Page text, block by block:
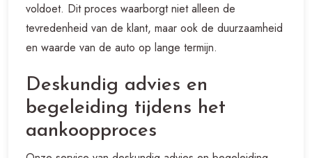
voldoet. Dit proces waarborgt niet alleen de
tevredenheid van de klant, maar ook de duurzaamheid
en waarde van de auto op lange termijn.
Deskundig advies en
begeleiding tijdens het
aankoopproces